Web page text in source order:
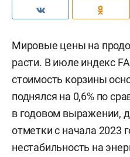
Мировые цены на
расти. В июле индекс
стоимость корзины
поднялся на 0,6% по
в годовом выражении,
отметки с начала 2023
нестабильность на